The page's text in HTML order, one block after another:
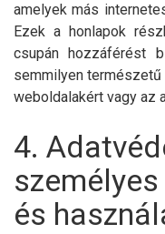
amelyek más
Ezek a honlapok
csupán hozzáférést
semmilyen
weboldalakért vagy az
4.
és